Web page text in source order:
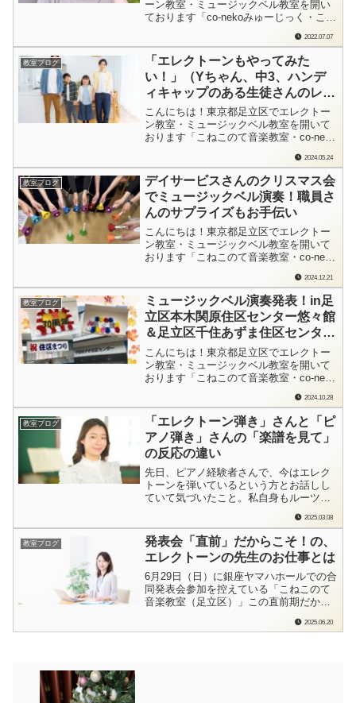
ーン教室・ミュージックベル教室を開い
ております「co-nekoみゅーじっく・こね
す。「先生、ちょっとやってみんね」Y
さん、次の曲に進みましょう！って言う
と、「ちょっとやってみる」って、自力
で弾き始めるんです…！1年前にレ...
2022.07.07
教室ブログ
「エレクトーンもやってみた
い！」（Yちゃん、中3、ハンデ
ィキャップのある生徒さんのレッ
スン）
こんにちは！東京都足立区でエレクトー
ン教室・ミュージックベル教室を開いて
おります「こねこのて音楽教室・co-neko
日曜日に発表会を終えて。かっこよくピ
アノを演奏してきたYちゃん。ヤマハホ
ールで…あのすっごいピアノ「CFX」弾
いてきちゃったもんね♪そんなYちゃん
で...
2024.05.24
教室ブログ
デイサービスさんのクリスマス会
でミュージックベル演奏！職員さ
んのサプライズもお手伝い
こんにちは！東京都足立区でエレクトー
ン教室・ミュージックベル教室を開いて
おります「こねこのて音楽教室・co-neko
数日前のことになりますが、とあるデイ
サービスさんのクリスマス会にて、ミュ
ージックベルの演奏を担当させていただ
きました。利用者の皆さまにも、クリス
マス...
2024.12.21
教室ブログ
ミュージックベル演奏発表！in足
立区本木関原住区センター悠々館
＆足立区千住あずま住区センター
悠々館
こんにちは！東京都足立区でエレクトー
ン教室・ミュージックベル教室を開いて
おります「こねこのて音楽教室・co-neko
10/6（日）は足立区江北コミュニティー
センター悠々館さんの「コミセンまつ
り」、そして、足立区扇住区センター
悠々館さんの「住区祭」で、ミュージッ
クベ...
2024.10.28
教室ブログ
「エレクトーン弾き」さんと「ピ
アノ弾き」さんの「楽譜を見て」
の反応の違い
先日、ピアノ経験者さんで、今はエレク
トーンを弾いているという方とお話しし
ていて気づいたこと。私自身もルーツを
たどれば…5歳から中1まではピアノを習
っていて、大学1年生からエレクトーンに
転向した人間なので、これ、ものすごく
体感していたことでもあったのです。今
まで、本当にたくさんの「エレクトーン
弾き」さ...
2025.03.08
教室ブログ
発表会「直前」だからこそ！の、
エレクトーンの先生のお仕事とは
6月29日（日）に銀座ヤマハホールでの合
同発表会参加を控えている「こねこのて
音楽教室（足立区）」この直前期だから
のお仕事があります。今日はそのお仕事
2025.06.20